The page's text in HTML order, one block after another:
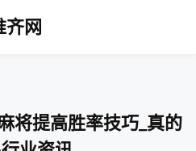
齐网
将提高胜率技巧_真的